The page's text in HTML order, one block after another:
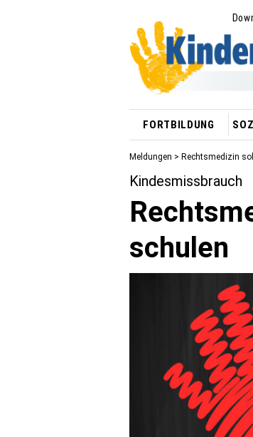
FORTBILDUNG
Meldungen > Rechtsmedizin
Kindesmissbrauch
schulen